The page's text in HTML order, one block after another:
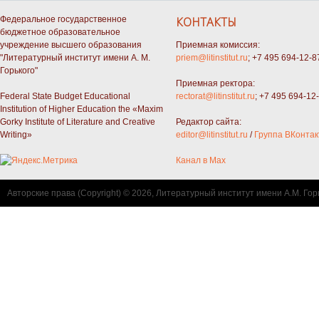
Федеральное государственное
бюджетное образовательное
учреждение высшего образования
"Литературный институт имени А. М.
Горького"
Federal State Budget Educational
Institution of Higher Education the «Maxim
Gorky Institute of Literature and Creative
Writing»
КОНТАКТЫ
Приемная комиссия:
priem@litinstitut.ru; +7 495 694-12-
Приемная ректора:
rectorat@litinstitut.ru; +7 495 694-
Редактор сайта:
editor@litinstitut.ru / Группа
Канал в Max
Авторские права (Copyright) © 2026, Литературный институт имени А.М.